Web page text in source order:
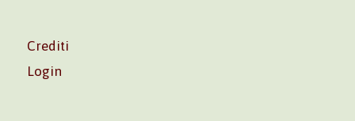
Crediti
Login